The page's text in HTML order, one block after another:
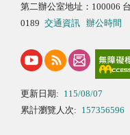
第二辦公室地址：100006
0189 交通資訊 辦公時間
更新日期: 115/08/07
累計瀏覽人次: 157356596